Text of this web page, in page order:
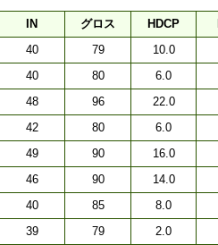
IN グロス HDCP
40 79 10.0
40 80 6.0
48 96 22.0
42 80 6.0
49 90 16.0
46 90 14.0
40 85 8.0
39 79 2.0